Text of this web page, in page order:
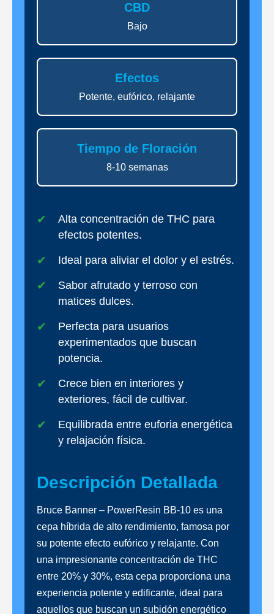
CBD
Bajo
Efectos
Potente, eufórico, relajante
Tiempo de Floración
8-10 semanas
Alta concentración de THC para
efectos potentes.
Ideal para aliviar el dolor y el estrés.
Sabor afrutado y terroso con
matices dulces.
Perfecta para usuarios
experimentados que buscan
potencia.
Crece bien en interiores y
exteriores, fácil de cultivar.
Equilibrada entre euforia energética
y relajación física.
Descripción Detallada
Bruce Banner – PowerResin BB-10 es una
cepa híbrida de alto rendimiento, famosa por
su potente efecto eufórico y relajante. Con
una impresionante concentración de THC
entre 20% y 30%, esta cepa proporciona una
experiencia potente y edificante, ideal para
aquellos que buscan un subidón energético